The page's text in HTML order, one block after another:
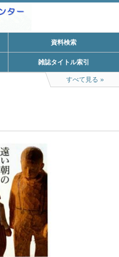
資料検索
雑誌タイトル索引
すべて見る